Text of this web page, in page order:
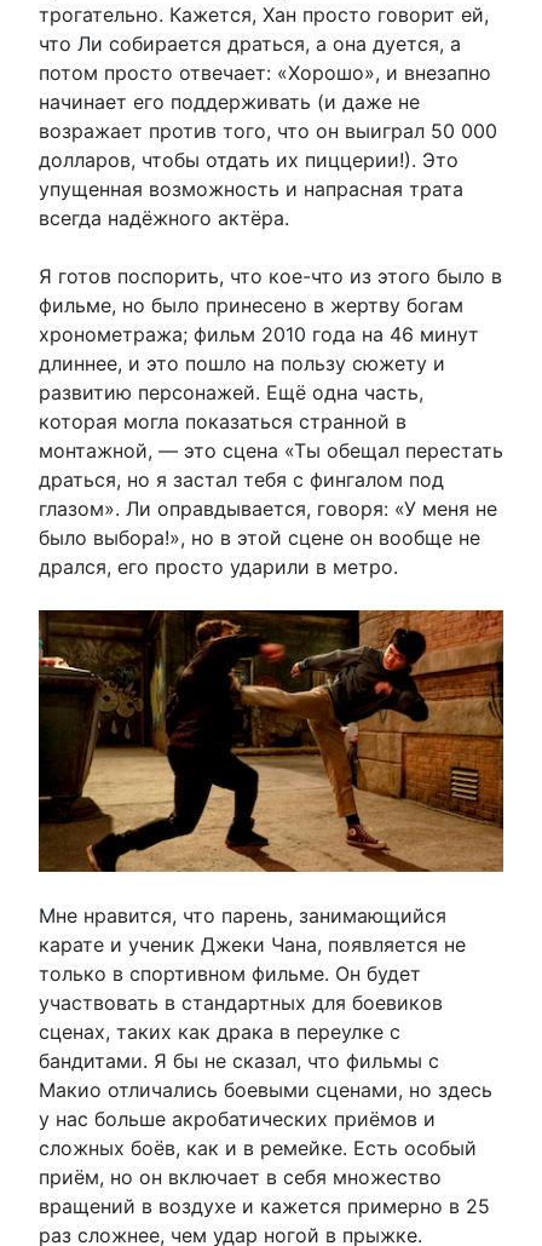
трогательно. Кажется, Хан просто говорит ей,
что Ли собирается драться, а она дуется, а
потом просто отвечает: «Хорошо», и внезапно
начинает его поддерживать (и даже не
возражает против того, что он выиграл 50 000
долларов, чтобы отдать их пиццерии!). Это
упущенная возможность и напрасная трата
всегда надёжного актёра.
Я готов поспорить, что кое-что из этого было в
фильме, но было принесено в жертву богам
хронометража; фильм 2010 года на 46 минут
длиннее, и это пошло на пользу сюжету и
развитию персонажей. Ещё одна часть,
которая могла показаться странной в
монтажной, — это сцена «Ты обещал перестать
драться, но я застал тебя с фингалом под
глазом». Ли оправдывается, говоря: «У меня не
было выбора!», но в этой сцене он вообще не
дрался, его просто ударили в метро.
Мне нравится, что парень, занимающийся
карате и ученик Джеки Чана, появляется не
только в спортивном фильме. Он будет
участвовать в стандартных для боевиков
сценах, таких как драка в переулке с
бандитами. Я бы не сказал, что фильмы с
Макио отличались боевыми сценами, но здесь
у нас больше акробатических приёмов и
сложных боёв, как и в ремейке. Есть особый
приём, но он включает в себя множество
вращений в воздухе и кажется примерно в 25
раз сложнее, чем удар ногой в прыжке.